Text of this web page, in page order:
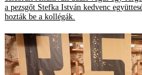
a pezsgőt Stefka István kedvenc
hozták be a kollégák.